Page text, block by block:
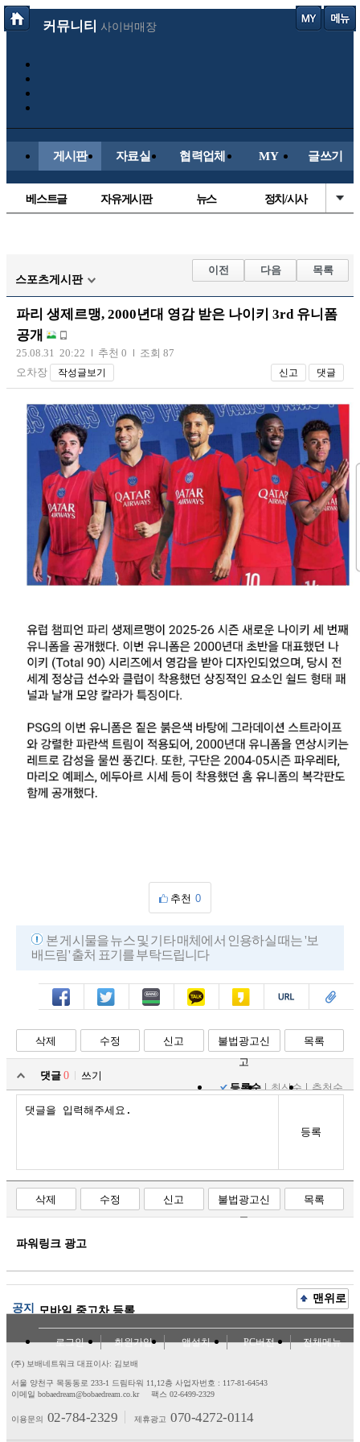
커뮤니티 사이버매장
게시판 자료실 협력업체 MY 글쓰기
베스트글 자유게시판 뉴스 정치/시사
해외축구
국내축구
스포츠게시판
이전 다음 목록
파리 생제르맹, 2000년대 영감 받은 나이키 3rd 유니폼
공개
25.08.31 20:22 추천 0
조회 87
오차장
작성글보기 신고 댓글
추천 0
본 게시물을 뉴스 및 기타 매체에서 인용하실 때는 '보
배드림' 출처 표기를 부탁드립니다
페북 트윗 밴드 카톡 카스 복사 스크랩
삭제 수정 신고
불법광고신
고
목록
댓글 0
쓰기
등록순
최신순 추천순
등록
삭제 수정 신고
불법광고신
고
목록
파워링크 광고
공지 모바일 중고차 등록
맨위로
로그인 회원가입 앱설치 PC버전 전체메뉴
(주) 보배네트워크 대표이사: 김보배
서울 양천구 목동동로 233-1 드림타워 11,12층 사업자번호 : 117-81-64543
이메일 bobaedream@bobaedream.co.kr
팩스 02-6499-2329
이용문의 02-784-2329 제휴광고 070-4272-0114